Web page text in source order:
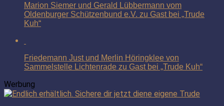
Marion Siemer und Gerald Lübbermann vom
Oldenburger Schützenbund e.V. zu Gast bei „Trude
Kuh“
Friedemann Just und Merlin Höringklee von
Sammelstelle Lichtenrade zu Gast bei „Trude Kuh“
Werbung